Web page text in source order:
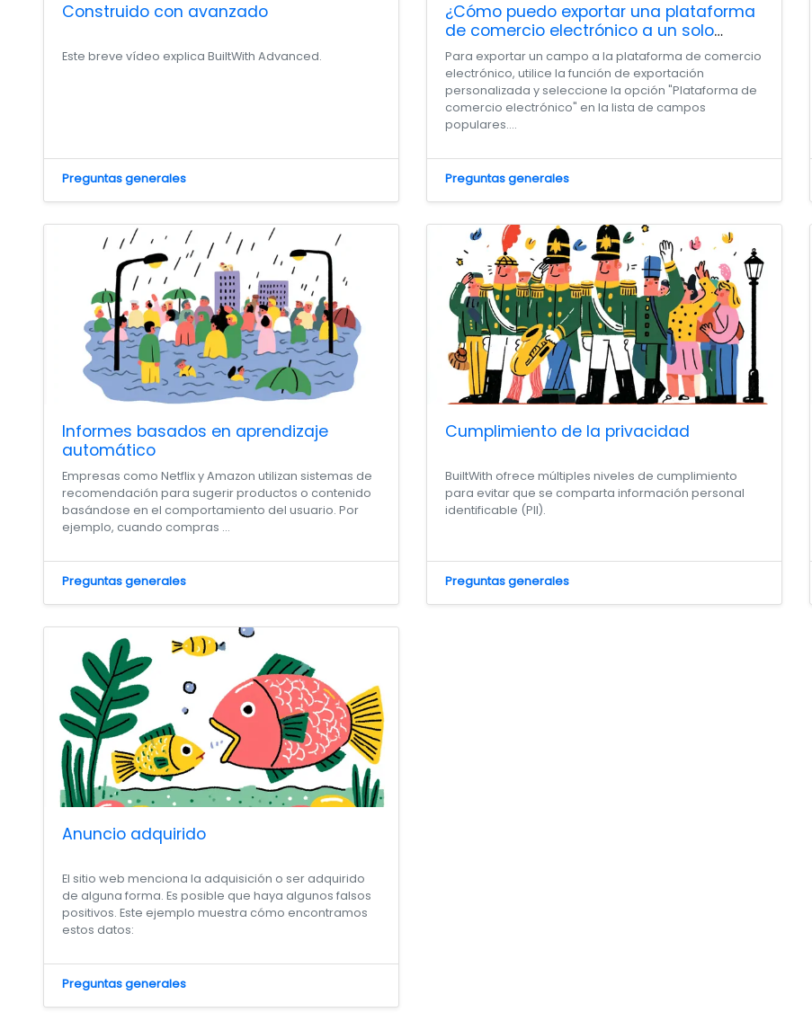
Construido con avanzado
Este breve vídeo explica BuiltWith Advanced.
Preguntas generales
¿Cómo puedo exportar una plataforma
de comercio electrónico a un solo
campo?
Para exportar un campo a la plataforma de comercio
electrónico, utilice la función de exportación
personalizada y seleccione la opción "Plataforma de
comercio electrónico" en la lista de campos
populares....
Preguntas generales
Informes basados en aprendizaje
automático
Empresas como Netflix y Amazon utilizan sistemas de
recomendación para sugerir productos o contenido
basándose en el comportamiento del usuario. Por
ejemplo, cuando compras ...
Preguntas generales
Cumplimiento de la privacidad
BuiltWith ofrece múltiples niveles de cumplimiento
para evitar que se comparta información personal
identificable (PII).
Preguntas generales
Anuncio adquirido
El sitio web menciona la adquisición o ser adquirido
de alguna forma. Es posible que haya algunos falsos
positivos. Este ejemplo muestra cómo encontramos
estos datos:
Preguntas generales